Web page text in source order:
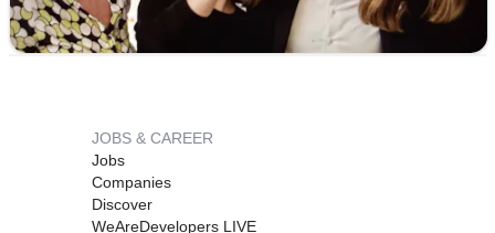
JOBS & CAREER
Jobs
Companies
Discover
WeAreDevelopers LIVE